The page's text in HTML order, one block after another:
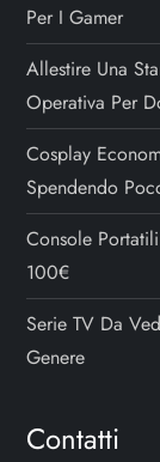
Per I Gamer
Allestire Una
Operativa Per
Cosplay
Spendendo
Console
100€
Serie TV Da
Genere
Contatti